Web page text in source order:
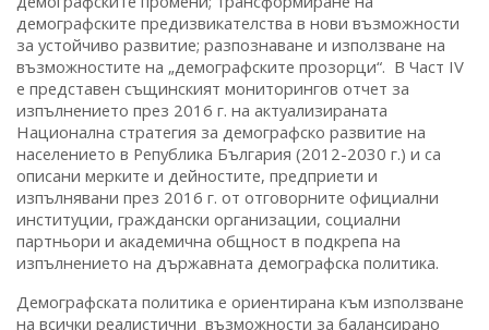
демографските предизвикателства в нови възможности
за устойчиво развитие; разпознаване и използване на
възможностите на „демографските прозорци“. В Част ІV
е представен същинският мониторингов отчет за
изпълнението през 2016 г. на актуализираната
Национална стратегия за демографско развитие на
населението в Република България (2012-2030 г.) и са
описани мерките и дейностите, предприети и
изпълнявани през 2016 г. от отговорните официални
институции, граждански организации, социални
партньори и академична общност в подкрепа на
изпълнението на държавната демографска политика.
Демографската политика е ориентирана към използване
на всички реалистични възможности за балансирано